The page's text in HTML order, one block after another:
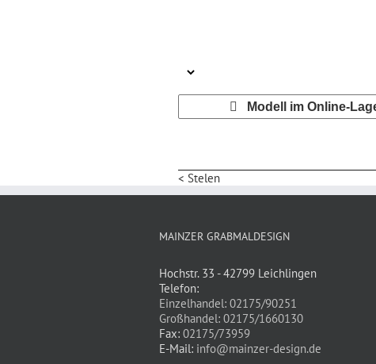
Modell im Online-
< Stelen
MAINZER GRABMALDESIGN
Hochstr. 33 - 42799 Leichlingen
Telefon:
Einzelhandel: 02175/90251
Großhandel: 02175/1660130
Fax: 02175/73959
E-Mail: info@mainzer-design.de